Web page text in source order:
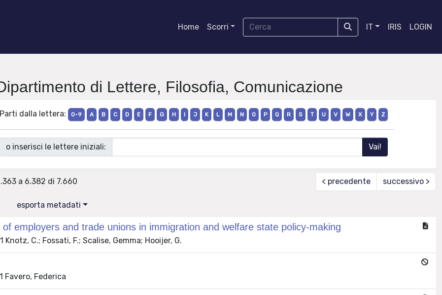
Home Scorri IT IRIS LOGIN
di Lettere, Filosofia, Comunicazione
Parti dalla lettera: 0-9 A B C D E F G H I J K L M N O P Q R S T U V W X Y Z
o inserisci le lettere iniziali:
a 6.382 di 7.660 < precedente successivo >
esporta metadati
of employers and trade unions in immigration and welfare state policy-making
C.; Fossati, F.; Scalise, Gemma; Hooijer, G.
Favero, Federica